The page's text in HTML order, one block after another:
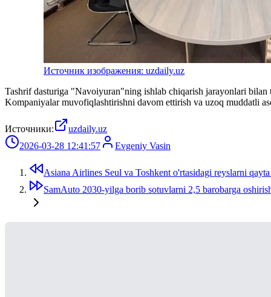
Источник изображения: uzdaily.uz
Tashrif dasturiga "Navoiyuran"ning ishlab chiqarish jarayonlari
Kompaniyalar muvofiqlashtirishni davom ettirish va uzoq muddatli
Источники:
uzdaily.uz
2026-03-28 12:41:57
Evgeniy Vasin
Asiana Airlines Seul va Toshkent o'rtasidagi reyslarni
SamAuto 2030-yilga borib sotuvlarni 2,5 barobarga